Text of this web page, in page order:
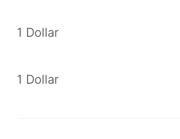
1 Dollar
1 Dollar